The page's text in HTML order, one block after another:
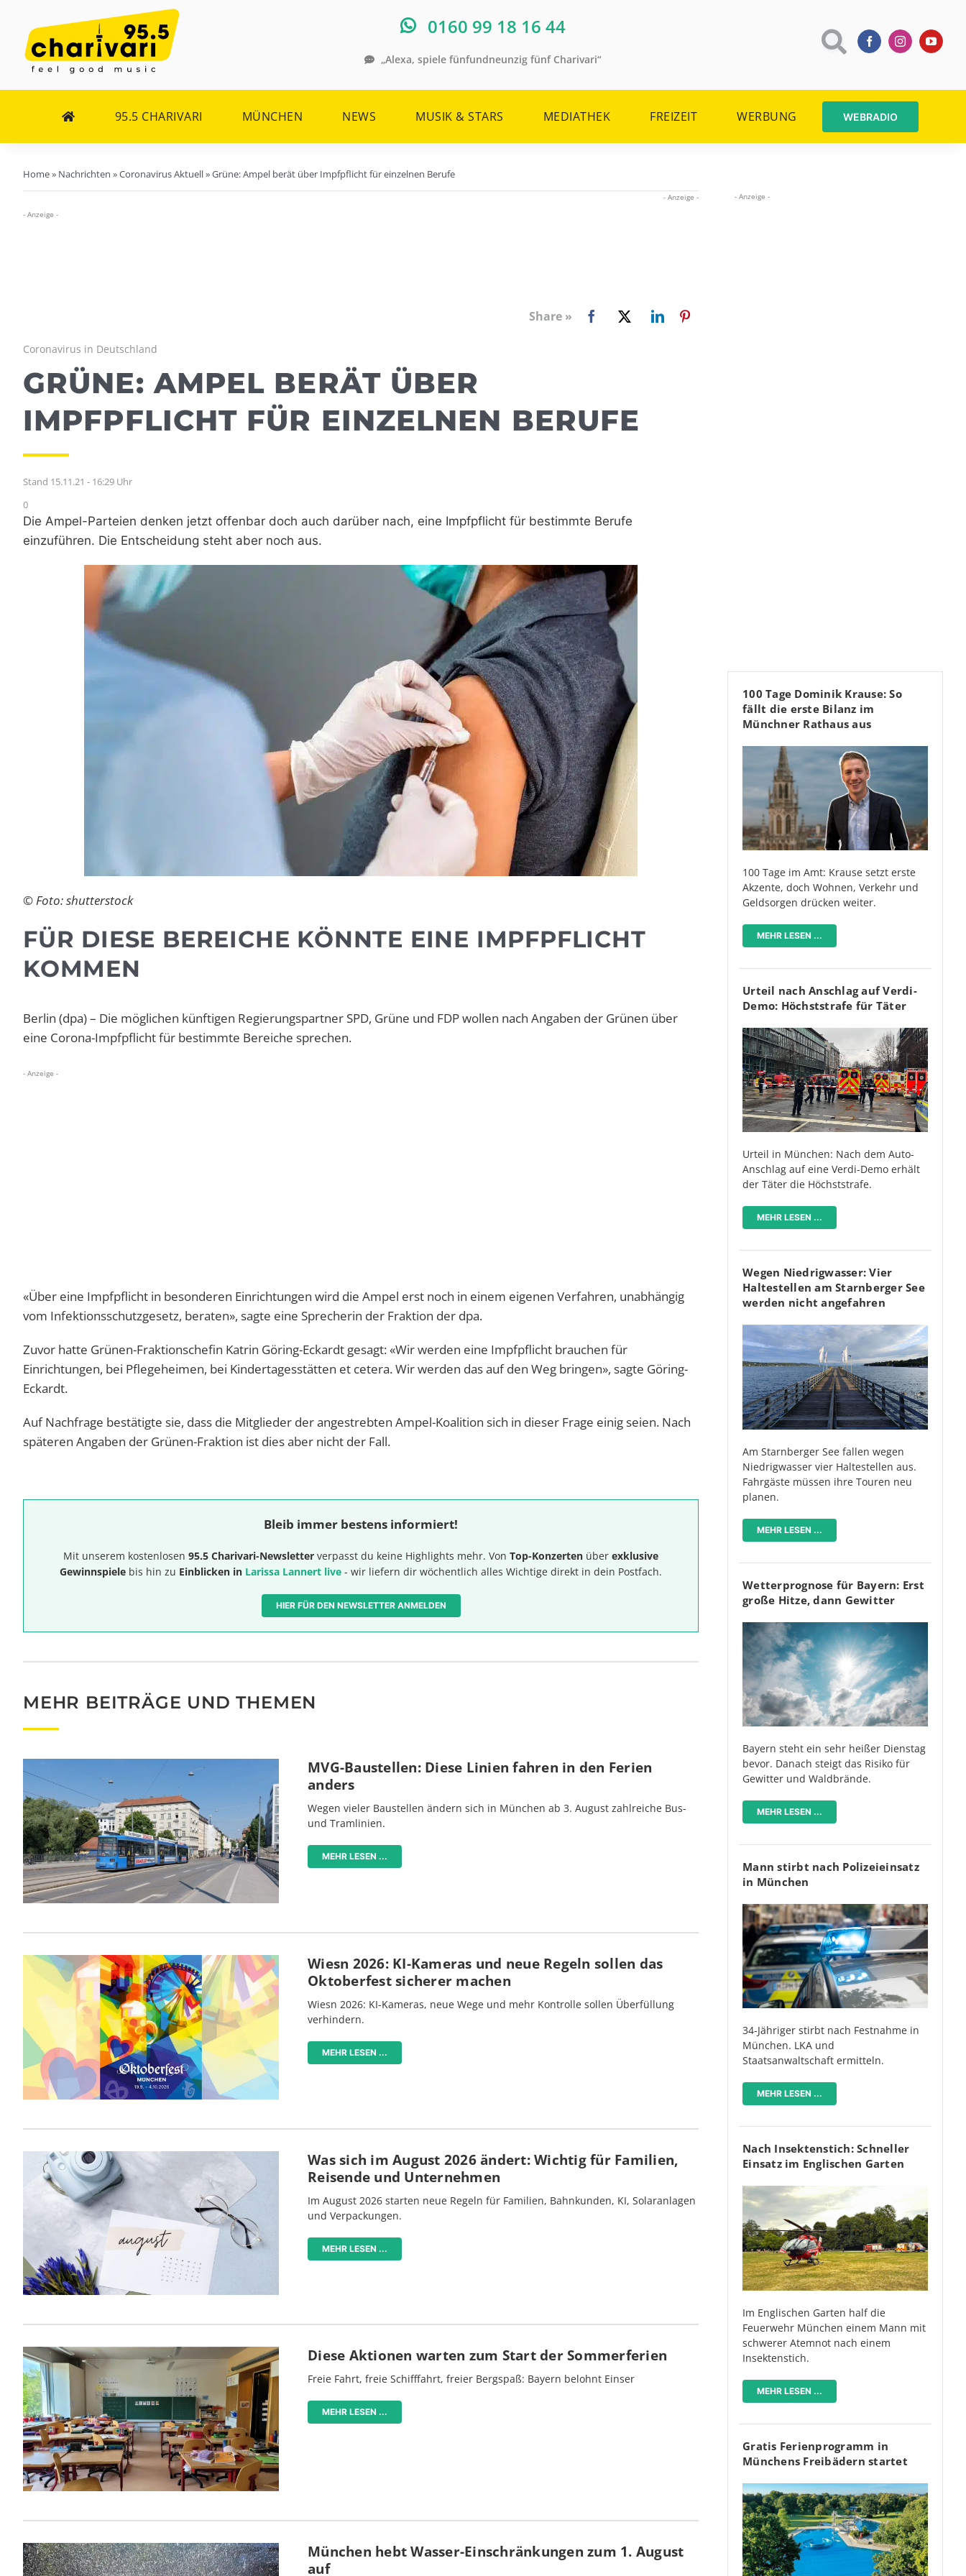
Inhalt
springen
0160 99 18 16 44
„Alexa, spiele fünfundneunzig fünf Charivari“
95.5 CHARIVARI MÜNCHEN NEWS MUSIK & STARS MEDIATHEK FREIZEIT WERBUNG WEBRADIO
Home» Nachrichten »Coronavirus Aktuell»Grüne: Ampel berät über Impfpflicht für einzelnen Berufe
- Anzeige -
- Anzeige -
Share »
Coronavirus in Deutschland
GRÜNE: AMPEL BERÄT ÜBER
IMPFPFLICHT FÜR EINZELNEN BERUFE
Stand 15.11.21 - 16:29 Uhr
0
Die Ampel-Parteien denken jetzt offenbar doch auch darüber nach, eine Impfpflicht für bestimmte Berufe
einzuführen. Die Entscheidung steht aber noch aus.
© Foto: shutterstock
FÜR DIESE BEREICHE KÖNNTE EINE IMPFPFLICHT
KOMMEN
Berlin (dpa) – Die möglichen künftigen Regierungspartner SPD, Grüne und FDP wollen nach Angaben der Grünen über
eine Corona-Impfpflicht für bestimmte Bereiche sprechen.
- Anzeige -
«Über eine Impfpflicht in besonderen Einrichtungen wird die Ampel erst noch in einem eigenen Verfahren, unabhängig
vom Infektionsschutzgesetz, beraten», sagte eine Sprecherin der Fraktion der dpa.
Zuvor hatte Grünen-Fraktionschefin Katrin Göring-Eckardt gesagt: «Wir werden eine Impfpflicht brauchen für
Einrichtungen, bei Pflegeheimen, bei Kindertagesstätten et cetera. Wir werden das auf den Weg bringen», sagte Göring-
Eckardt.
Auf Nachfrage bestätigte sie, dass die Mitglieder der angestrebten Ampel-Koalition sich in dieser Frage einig seien. Nach
späteren Angaben der Grünen-Fraktion ist dies aber nicht der Fall.
Bleib immer bestens informiert!
Mit unserem kostenlosen 95.5 Charivari-Newsletter verpasst du keine Highlights mehr. Von Top-Konzerten über exklusive
Gewinnspiele bis hin zu Einblicken in Larissa Lannert live - wir liefern dir wöchentlich alles Wichtige direkt in dein Postfach.
HIER FÜR DEN NEWSLETTER ANMELDEN
MEHR BEITRÄGE UND THEMEN
MVG-Baustellen: Diese Linien fahren in den Ferien
anders
Wegen vieler Baustellen ändern sich in München ab 3. August zahlreiche Bus-
und Tramlinien.
MEHR LESEN ...
Wiesn 2026: KI-Kameras und neue Regeln sollen das
Oktoberfest sicherer machen
Wiesn 2026: KI-Kameras, neue Wege und mehr Kontrolle sollen Überfüllung
verhindern.
MEHR LESEN ...
Was sich im August 2026 ändert: Wichtig für Familien,
Reisende und Unternehmen
Im August 2026 starten neue Regeln für Familien, Bahnkunden, KI, Solaranlagen
und Verpackungen.
MEHR LESEN ...
Diese Aktionen warten zum Start der Sommerferien
Freie Fahrt, freie Schifffahrt, freier Bergspaß: Bayern belohnt Einser
MEHR LESEN ...
München hebt Wasser-Einschränkungen zum 1. August
auf
- Anzeige -
100 Tage Dominik Krause: So
fällt die erste Bilanz im
Münchner Rathaus aus
100 Tage im Amt: Krause setzt erste
Akzente, doch Wohnen, Verkehr und
Geldsorgen drücken weiter.
MEHR LESEN ...
Urteil nach Anschlag auf Verdi-
Demo: Höchststrafe für Täter
Urteil in München: Nach dem Auto-
Anschlag auf eine Verdi-Demo erhält
der Täter die Höchststrafe.
MEHR LESEN ...
Wegen Niedrigwasser: Vier
Haltestellen am Starnberger See
werden nicht angefahren
Am Starnberger See fallen wegen
Niedrigwasser vier Haltestellen aus.
Fahrgäste müssen ihre Touren neu
planen.
MEHR LESEN ...
Wetterprognose für Bayern: Erst
große Hitze, dann Gewitter
Bayern steht ein sehr heißer Dienstag
bevor. Danach steigt das Risiko für
Gewitter und Waldbrände.
MEHR LESEN ...
Mann stirbt nach Polizeieinsatz
in München
34-Jähriger stirbt nach Festnahme in
München. LKA und
Staatsanwaltschaft ermitteln.
MEHR LESEN ...
Nach Insektenstich: Schneller
Einsatz im Englischen Garten
Im Englischen Garten half die
Feuerwehr München einem Mann mit
schwerer Atemnot nach einem
Insektenstich.
MEHR LESEN ...
Gratis Ferienprogramm in
Münchens Freibädern startet